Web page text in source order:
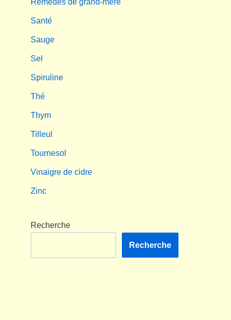
Santé
Sauge
Sel
Spiruline
Thé
Thym
Tilleul
Tournesol
Vinaigre de cidre
Zinc
Recherche
Recherche